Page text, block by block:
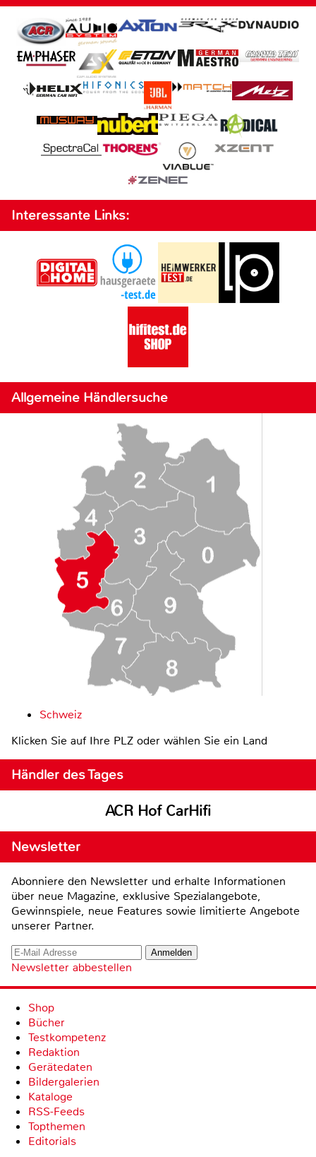
Interessante Links:
Allgemeine Händlersuche
Schweiz
Klicken Sie auf Ihre PLZ oder wählen Sie ein Land
Händler des Tages
ACR Hof CarHifi
Newsletter
Abonniere den Newsletter und erhalte Informationen
über neue Magazine, exklusive Spezialangebote,
Gewinnspiele, neue Features sowie limitierte Angebote
unserer Partner.
Newsletter abbestellen
Shop
Bücher
Testkompetenz
Redaktion
Gerätedaten
Bildergalerien
Kataloge
RSS-Feeds
Topthemen
Editorials